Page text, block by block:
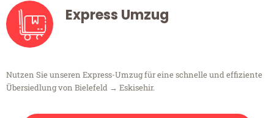
Express Umzug
Nutzen Sie unseren Express-Umzug für eine schnelle und effiziente
Übersiedlung von Bielefeld → Eskisehir.